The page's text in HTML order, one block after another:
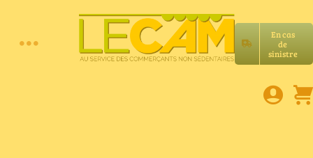
En cas
de
sinistre
Toggle